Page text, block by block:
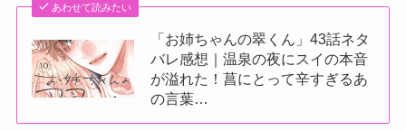
あわせて読みたい
「お姉ちゃんの翠くん」43話ネタ
バレ感想｜温泉の夜にスイの本音
が溢れた！菖にとって辛すぎるあ
の言葉…